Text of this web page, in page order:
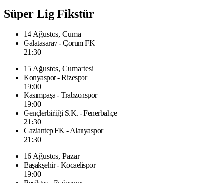
Süper Lig Fikstür
14 Ağustos, Cuma
Galatasaray - Çorum FK
21:30
15 Ağustos, Cumartesi
Konyaspor - Rizespor
19:00
Kasımpaşa - Trabzonspor
19:00
Gençlerbirliği S.K. - Fenerbahçe
21:30
Gaziantep FK - Alanyaspor
21:30
16 Ağustos, Pazar
Başakşehir - Kocaelispor
19:00